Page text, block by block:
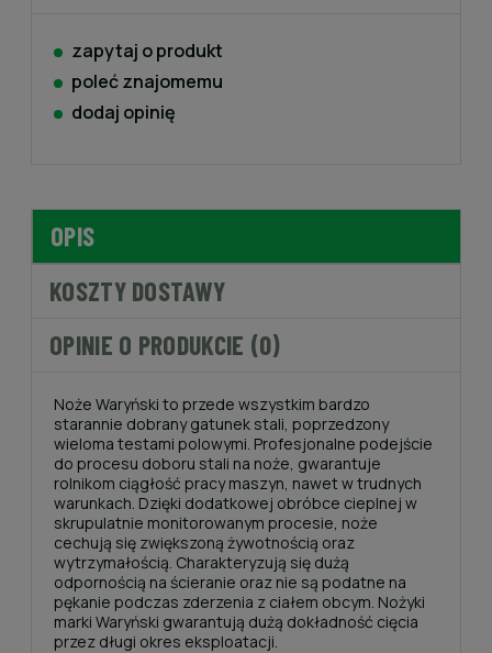
zapytaj o produkt
poleć znajomemu
dodaj opinię
OPIS
KOSZTY DOSTAWY
OPINIE O PRODUKCIE (0)
Noże Waryński to przede wszystkim bardzo
starannie dobrany gatunek stali, poprzedzony
wieloma testami polowymi. Profesjonalne podejście
do procesu doboru stali na noże, gwarantuje
rolnikom ciągłość pracy maszyn, nawet w trudnych
warunkach. Dzięki dodatkowej obróbce cieplnej w
skrupulatnie monitorowanym procesie, noże
cechują się zwiększoną żywotnością oraz
wytrzymałością. Charakteryzują się dużą
odpornością na ścieranie oraz nie są podatne na
pękanie podczas zderzenia z ciałem obcym. Nożyki
marki Waryński gwarantują dużą dokładność cięcia
przez długi okres eksploatacji.